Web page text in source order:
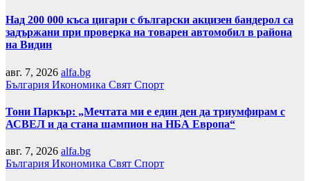
Над 200 000 къса цигари с български акцизен бандерол са
задържани при проверка на товарен автомобил в района
на Видин
авг. 7, 2026 alfa.bg
България Икономика Свят Спорт
Тони Паркър: „Мечтата ми е един ден да триумфирам с
АСВЕЛ и да стана шампион на НБА Европа“
авг. 7, 2026 alfa.bg
България Икономика Свят Спорт